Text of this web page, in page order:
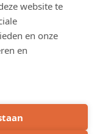
website te
en onze
en